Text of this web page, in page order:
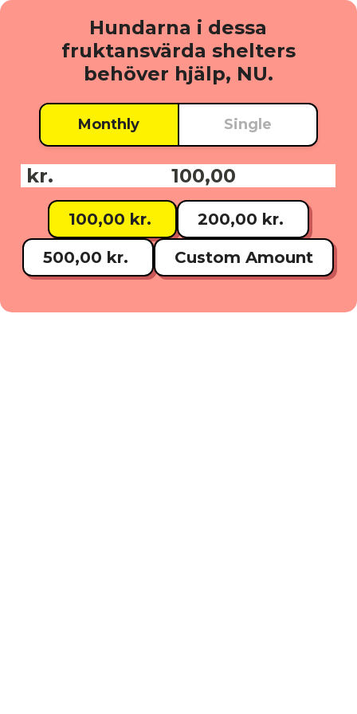
Hundarna i dessa
fruktansvärda shelters
behöver hjälp, NU.
Monthly Single
Donationsbelopp:
kr.
100,00 kr.
200,00 kr.
500,00 kr.
Custom Amount